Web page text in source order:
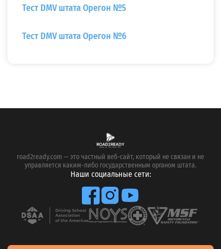
Тест DMV штата Орегон №5
Тест DMV штата Орегон №6
road2ready.com — это частный веб-сайт, который не связан и не
управляется каким-либо государственным органом штата.
Наши социальные сети: